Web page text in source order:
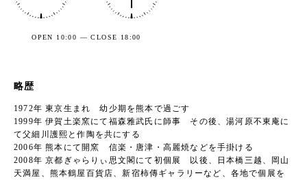
OPEN 10:00 — CLOSE 18:00
略歴
1972年 東京生まれ 幼少期を熊本で過ごす
1999年 伊賀土楽窯にて福森雅武氏に師事 その後、湯河原不東庵に
て父細川護熙と作陶を共にする
2006年 熊本にて開窯 信楽・唐津・高麗焼などを手掛ける
2008年 京都ぎゃらりぃ思文閣にて初個展 以後、日本橋三越、岡山
天満屋、熊本鶴屋百貨店、新宿柿傳ギャラリーなど、各地で個展を